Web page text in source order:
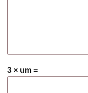
3 × um =